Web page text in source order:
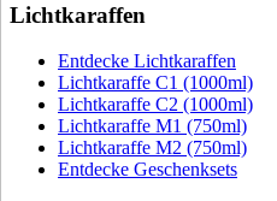
Lichtkaraffen
Entdecke Lichtkaraffen
Lichtkaraffe C1 (1000ml)
Lichtkaraffe C2 (1000ml)
Lichtkaraffe M1 (750ml)
Lichtkaraffe M2 (750ml)
Entdecke Geschenksets